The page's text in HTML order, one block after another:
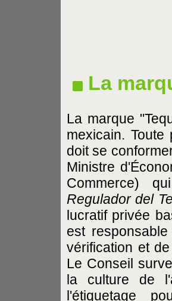
La
La marque
mexicain.
doit se
Ministre
Commerce)
Regulador del
lucratif privée
est
vérification et
Le Conseil
la culture de
l'étiquetage